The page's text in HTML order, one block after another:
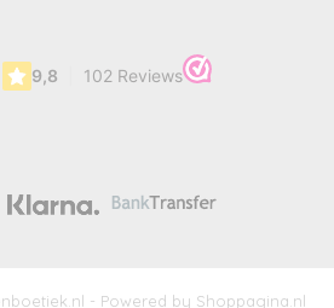
- Powered by Shoppagina.nl